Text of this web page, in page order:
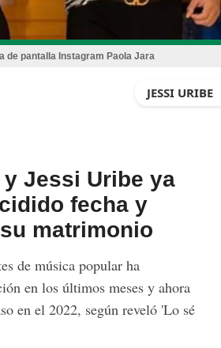
de pantalla Instagram Paola Jara
JESSI URIBE
Jessi Uribe ya
fecha y
matrimonio
de música popular ha
en los últimos meses y ahora
en el 2022, según reveló 'Lo sé